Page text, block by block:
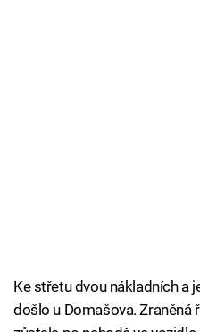
Ke střetu dvou nákladních a
došlo u Domašova.